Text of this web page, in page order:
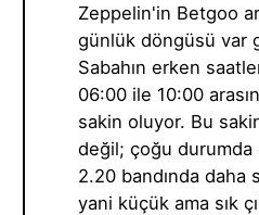
Zeppelin'in Betgoo
günlük döngüsü var
Sabahın erken
06:00 ile 10:00
sakin oluyor. Bu
değil; çoğu durumda
2.20 bandında daha
yani küçük ama sık